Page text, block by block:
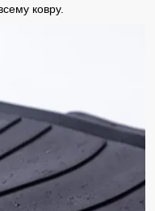
ковру.